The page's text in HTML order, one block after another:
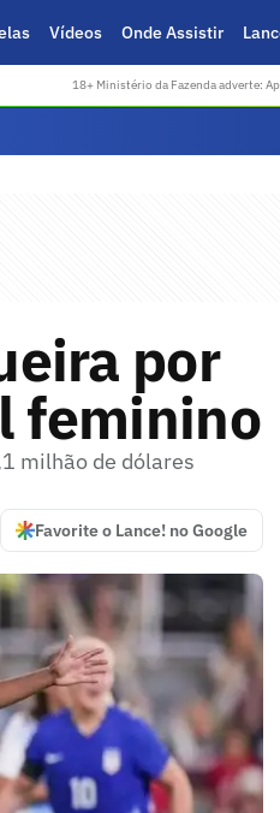
Vídeos Onde Assistir
18+ Ministério da Fazenda adverte:
por
feminino
milhão de dólares
Favorite o Lance! no Google